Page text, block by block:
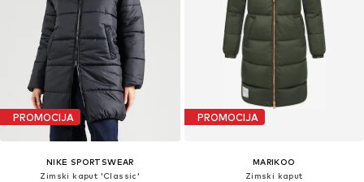
PROMOCIJA
NIKE SPORTSWEAR
Zimski kaput 'Classic'
PROMOCIJA
MARIKOO
Zimski kaput